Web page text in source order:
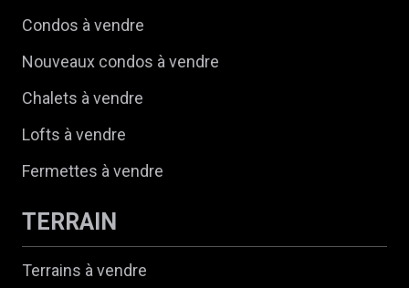
Condos à vendre
Nouveaux condos à vendre
Chalets à vendre
Lofts à vendre
Fermettes à vendre
TERRAIN
Terrains à vendre